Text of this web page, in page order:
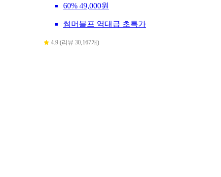
60% 49,000원
썸머블프 역대급 초특가
4.9 (리뷰 30,167개)